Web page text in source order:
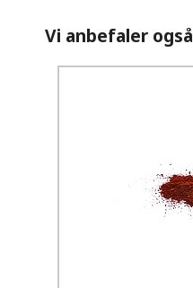
Vi anbefaler også